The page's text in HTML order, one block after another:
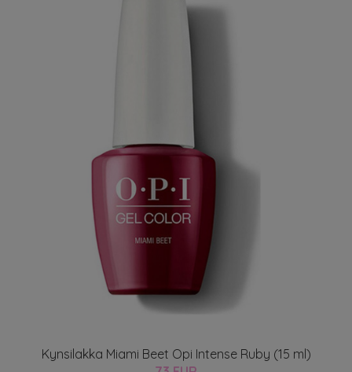
Kynsilakka Miami Beet Opi Intense Ruby (15 ml)